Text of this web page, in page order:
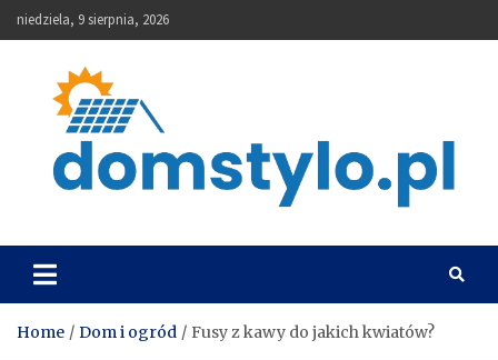
Skip
to
niedziela, 9 sierpnia, 2026
DomStylo
Home Dom i ogród Fusy z kawy do jakich kwiatów?